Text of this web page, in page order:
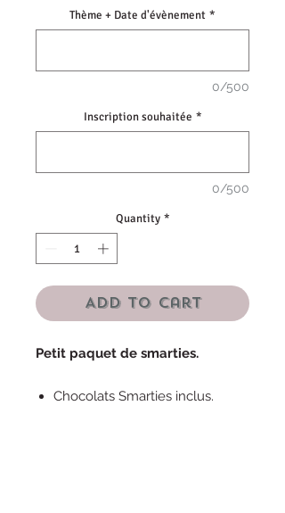
Thème + Date d'évènement *
0/500
Inscription souhaitée *
0/500
Quantity *
Add to Cart
Petit paquet de smarties.
Chocolats Smarties inclus.